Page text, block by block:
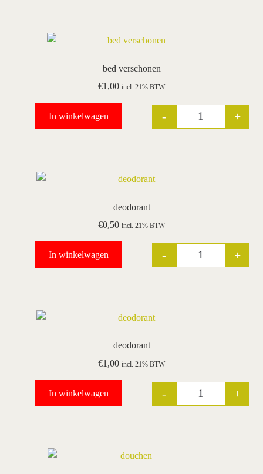
bed verschonen
€1,00 incl. 21% BTW
- +
In winkelwagen
deodorant
€0,50 incl. 21% BTW
Quantity
- +
In winkelwagen
deodorant
€1,00 incl. 21% BTW
Quantity
- +
In winkelwagen